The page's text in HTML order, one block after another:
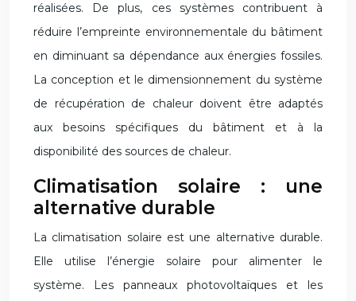
réalisées. De plus, ces systèmes contribuent à
réduire l’empreinte environnementale du bâtiment
en diminuant sa dépendance aux énergies fossiles.
La conception et le dimensionnement du système
de récupération de chaleur doivent être adaptés
aux besoins spécifiques du bâtiment et à la
disponibilité des sources de chaleur.
Climatisation solaire : une
alternative durable
La climatisation solaire est une alternative durable.
Elle utilise l’énergie solaire pour alimenter le
système. Les panneaux photovoltaïques et les